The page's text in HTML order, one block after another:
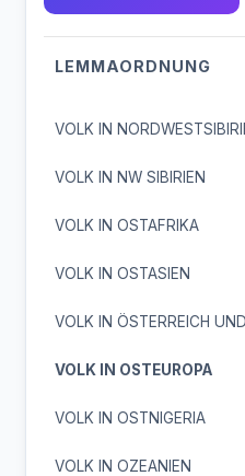
LEMMAORDNUNG
VOLK IN
VOLK IN NW SIBIRIEN
VOLK IN OSTAFRIKA
VOLK IN OSTASIEN
VOLK IN ÖSTERREICH
VOLK IN OSTEUROPA
VOLK IN OSTNIGERIA
VOLK IN OZEANIEN